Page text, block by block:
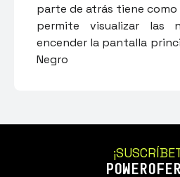
parte de atrás tiene
permite visualizar las
encender la pantalla
Negro